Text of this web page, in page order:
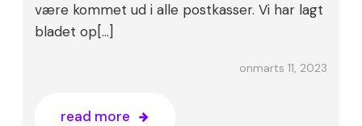
være kommet ud i alle postkasser. Vi har lagt
bladet op[…]
onmarts 11, 2023
read more